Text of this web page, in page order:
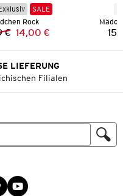
SALE
Rock
Vorheriger Preis:
€ Neuer Preis:
14,00 €
LIEFERUNG
Filialen